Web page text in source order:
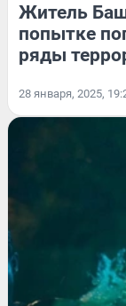
Житель
попытке
ряды
28 января, 2025,